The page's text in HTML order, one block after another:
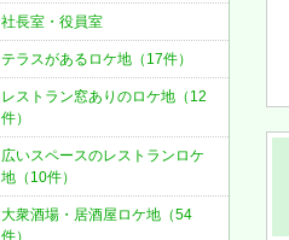
社長室・役員室
テラスがあるロケ地（17件）
レストラン窓ありのロケ地（12
件）
広いスペースのレストランロケ
地（10件）
大衆酒場・居酒屋ロケ地（54
件）